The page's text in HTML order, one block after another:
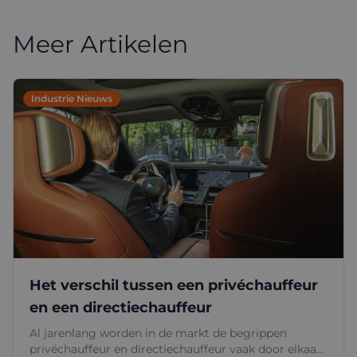
Meer Artikelen
Industrie Nieuws
Het verschil tussen een privéchauffeur
en een directiechauffeur
Al jarenlang worden in de markt de begrippen
privéchauffeur en directiechauffeur vaak door elkaar